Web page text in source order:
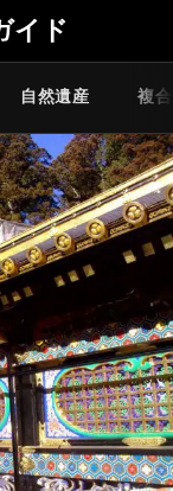
イド
自然遺産 複